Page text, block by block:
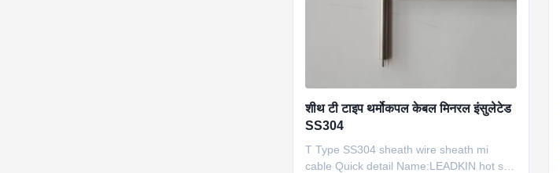
शीथ टी टाइप थर्मोकपल केबल मिनरल इंसुलेटेड
SS304
T Type SS304 sheath wire sheath mi
cable Quick detail Name:LEADKIN hot sell